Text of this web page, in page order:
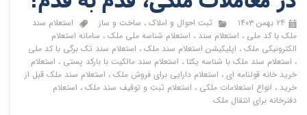
۲۴ بهمن ۱۴۰۳ ثبت احوال و املاک ، ساخت و ساز
استعلام سند
ملک با کد ملی ، استعلام سند ، استعلام شناسه ملی ملک ، سامانه استعلام
الکترونیکی ملک ، اپلیکیشن استعلام سند ملک ، استعلام سند تک برگی با کد ملی
، استعلام سند ملک با شناسه یکتا ، استعلام سند مالکیت با بارکد پستی ، استعلام
خرید خانه قولنامه ای ، استعلام دارایی برای فروش ملک ، استعلام سند ملک قبل از
خرید ، انواع استعلامات ملکی ، استعلام ثبت و توقیف سند ملک ، استعلام
دفترخانه برای انتقال ملک